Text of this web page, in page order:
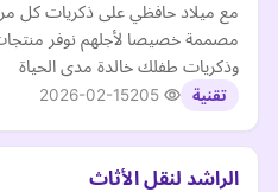
مع ميلاد حافظي على ذكريات كل
مصممة خصيصا لأجلهم نوفر
وذكريات طفلك خالدة مدى الحياة
تقنية 2026-02-15
الراشد لنقل الأثاث